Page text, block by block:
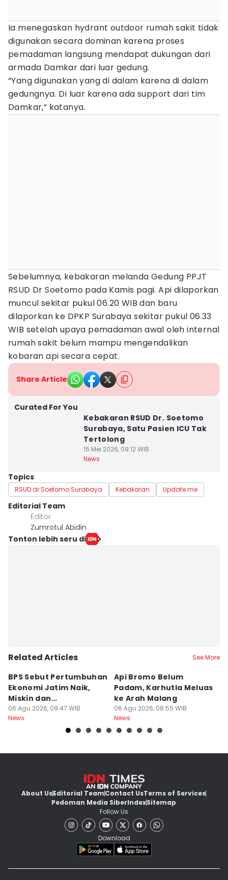
Ia menegaskan hydrant outdoor rumah sakit tidak
digunakan secara dominan karena proses
pemadaman langsung mendapat dukungan dari
armada Damkar dari luar gedung.
“Yang digunakan yang di dalam karena di dalam
gedungnya. Di luar karena ada support dari tim
Damkar,” katanya.
Sebelumnya, kebakaran melanda Gedung PPJT
RSUD Dr Soetomo pada Kamis pagi. Api dilaporkan
muncul sekitar pukul 06.20 WIB dan baru
dilaporkan ke DPKP Surabaya sekitar pukul 06.33
WIB setelah upaya pemadaman awal oleh internal
rumah sakit belum mampu mengendalikan
kobaran api secara cepat.
Share Article
Curated For You
Kebakaran RSUD Dr. Soetomo
Surabaya, Satu Pasien ICU Tak
Tertolong
15 Mei 2026, 09:12 WIB
News
Topics
RSUD dr Soetomo Surabaya Kebakaran Update me
Editorial Team
Editor
Zumrotul Abidin
Tonton lebih seru di
Related Articles See More
BPS Sebut Pertumbuhan
Ekonomi Jatim Naik,
Miskin dan
Pengangguran Turun
06 Agu 2026, 09:47 WIB
News
Api Bromo Belum
Padam, Karhutla Meluas
ke Arah Malang
06 Agu 2026, 08:55 WIB
News
About UsEditorial TeamContact UsTerms of Services
Pedoman Media SiberIndexSitemap
Follow Us
Download